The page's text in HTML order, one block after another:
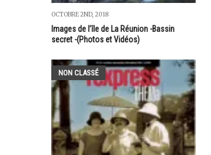
OCTOBRE 2ND, 2018
Images de l’île de La Réunion -Bassin
secret -(Photos et Vidéos)
NON CLASSÉ